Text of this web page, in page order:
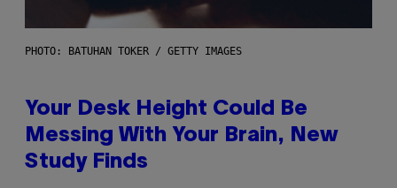
PHOTO: BATUHAN TOKER / GETTY IMAGES
Your Desk Height Could Be
Messing With Your Brain, New
Study Finds